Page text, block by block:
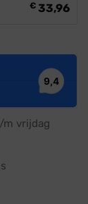
€ 33,96
m vrijdag